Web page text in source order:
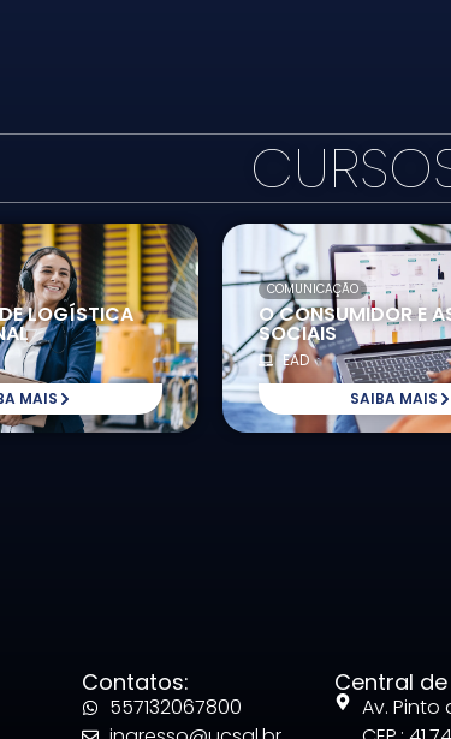
LOGÍSTICA
MAIS
COMUNICAÇÃO
O CONSUMIDOR E
SOCIAIS
EAD
SAIBA MAIS
Contatos:
557132067800
Central
Av. Pinto